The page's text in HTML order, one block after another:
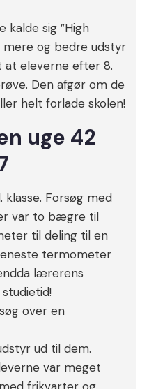
kalde sig ”High
og bedre udstyr
at eleverne efter 8.
Den afgør om de
helt forlade skolen!
uge 42
klasse. Forsøg med
var to bægre til
til deling til en
termometer
lærerens
over en
ud til dem.
var meget